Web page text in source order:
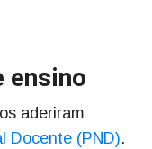
ensino
aderiram
Docente (PND).